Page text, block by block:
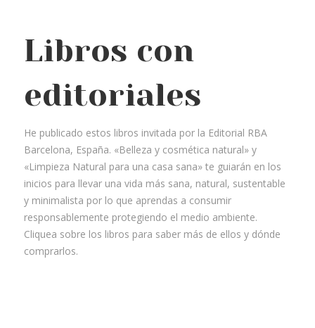
Libros con
editoriales
He publicado estos libros invitada por la Editorial RBA
Barcelona, España. «Belleza y cosmética natural» y
«Limpieza Natural para una casa sana» te guiarán en los
inicios para llevar una vida más sana, natural, sustentable
y minimalista por lo que aprendas a consumir
responsablemente protegiendo el medio ambiente.
Cliquea sobre los libros para saber más de ellos y dónde
comprarlos.